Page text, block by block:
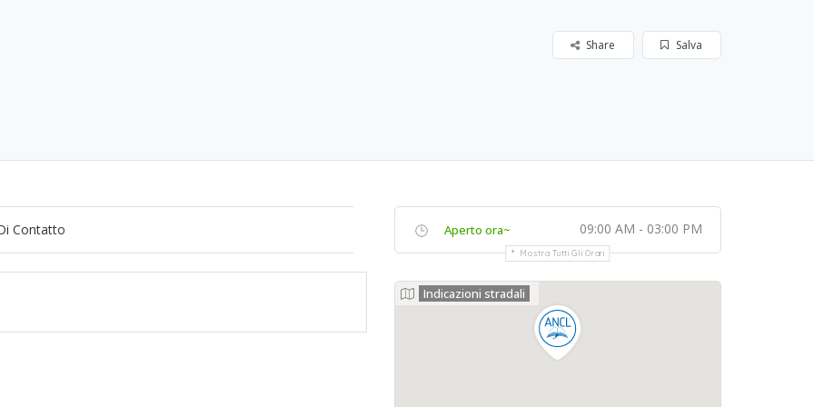
Salva
Share
Contatto Aperto ora~ 09:00 AM - 03:00 PM
Mostra Tutti Gli Orari
Indicazioni stradali